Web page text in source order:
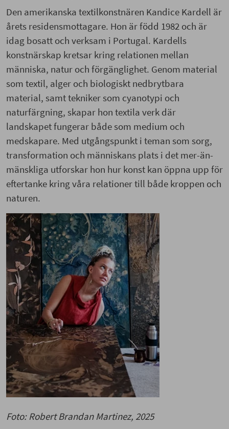
Den amerikanska textilkonstnären Kandice Kardell är
årets residensmottagare. Hon är född 1982 och är
idag bosatt och verksam i Portugal. Kardells
konstnärskap kretsar kring relationen mellan
människa, natur och förgänglighet. Genom material
som textil, alger och biologiskt nedbrytbara
material, samt tekniker som cyanotypi och
naturfärgning, skapar hon textila verk där
landskapet fungerar både som medium och
medskapare. Med utgångspunkt i teman som sorg,
transformation och människans plats i det mer-än-
mänskliga utforskar hon hur konst kan öppna upp för
eftertanke kring våra relationer till både kroppen och
naturen.
Foto: Robert Brandan Martinez, 2025